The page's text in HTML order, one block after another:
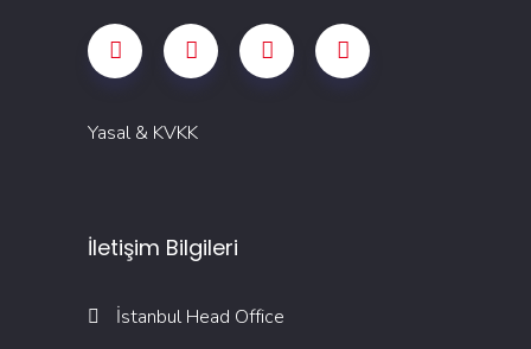
Yasal & KVKK
İletişim Bilgileri
İstanbul Head Office